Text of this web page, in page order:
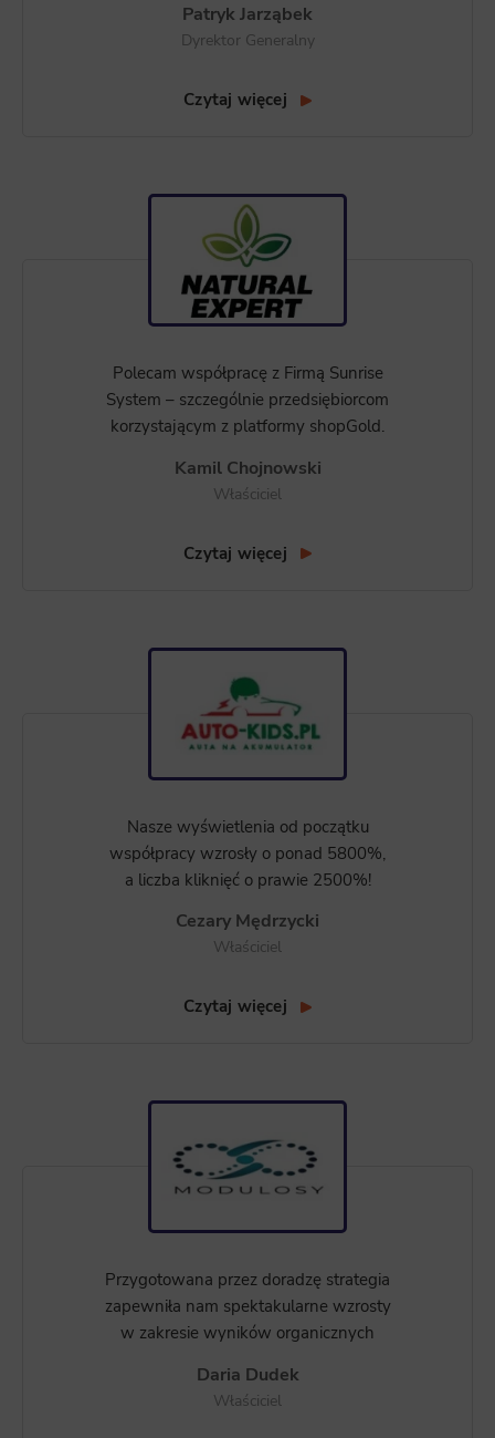
Patryk Jarząbek
Dyrektor Generalny
Czytaj więcej
Polecam współpracę z Firmą Sunrise
System – szczególnie przedsiębiorcom
korzystającym z platformy shopGold.
Kamil Chojnowski
Właściciel
Czytaj więcej
Nasze wyświetlenia od początku
współpracy wzrosły o ponad 5800%,
a liczba kliknięć o prawie 2500%!
Cezary Mędrzycki
Właściciel
Czytaj więcej
Przygotowana przez doradzę strategia
zapewniła nam spektakularne wzrosty
w zakresie wyników organicznych
Daria Dudek
Właściciel